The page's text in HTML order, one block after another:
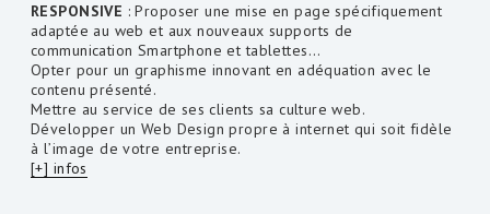
RESPONSIVE : Proposer une mise en page spécifiquement
adaptée au web et aux nouveaux supports de
communication Smartphone et tablettes…
Opter pour un graphisme innovant en adéquation avec le
contenu présenté.
Mettre au service de ses clients sa culture web.
Développer un Web Design propre à internet qui soit fidèle
à l’image de votre entreprise.
[+] infos